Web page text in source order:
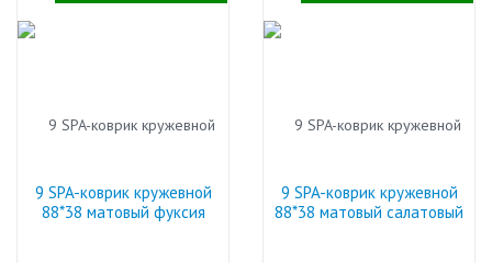
9 SPA-коврик кружевной
88*38 матовый фуксия
9 SPA-коврик кружевной
88*38 матовый салатовый